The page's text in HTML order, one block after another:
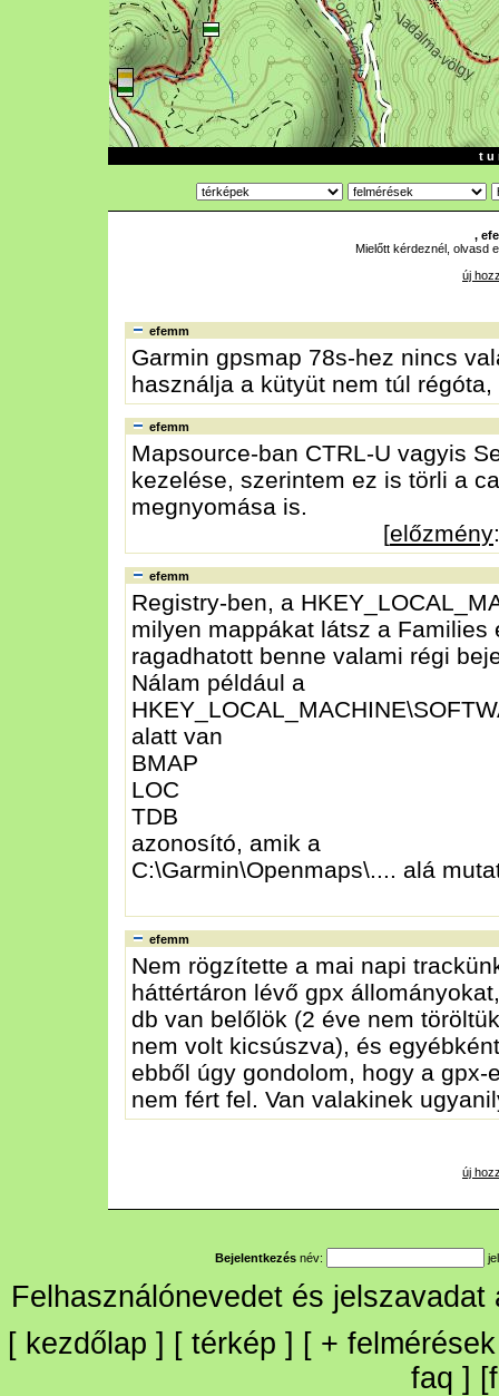
t u
,
Mielőtt kérdeznél, olvasd
új
efemm
Garmin gpsmap 78s-hez nincs
használja a kütyüt nem túl
efemm
Mapsource-ban CTRL-U vagyis
kezelése, szerintem ez is törli a
megnyomása is.
[előzmény
efemm
Registry-ben, a
milyen mappákat látsz a
ragadhatott benne valami régi
Nálam például a
alatt van
BMAP
LOC
TDB
azonosító, amik a
C:\Garmin\Openmaps\.... alá
efemm
Nem rögzítette a mai napi
háttértáron lévő gpx
db van belőlök (2 éve nem
nem volt kicsúszva), és
ebből úgy gondolom, hogy a
nem fért fel. Van valakinek
új
Bejelentkezés név:
Felhasználónevedet és
[ kezdőlap ] [ térkép ] [ + felmérések
faq ] [